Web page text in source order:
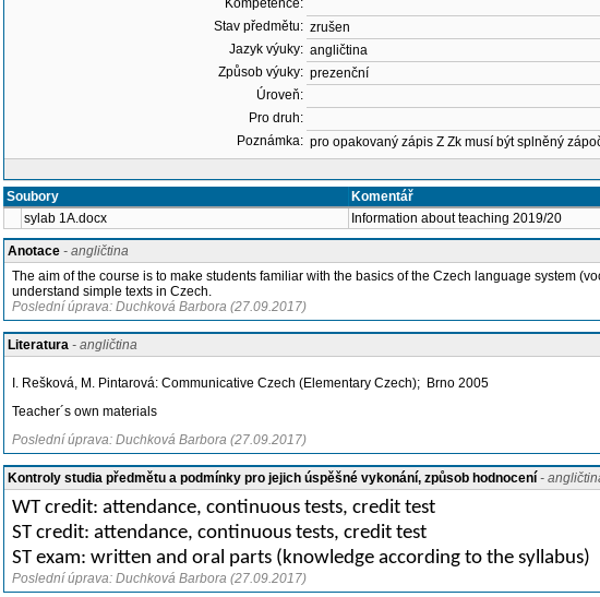
Kompetence:
Stav předmětu: zrušen
Jazyk výuky: angličtina
Způsob výuky: prezenční
Úroveň:
Pro druh:
Poznámka: pro opakovaný zápis Z Zk musí být splněný
Soubory
Komentář
sylab 1A.docx
Information about teaching 2019/20
Anotace - angličtina
The aim of the course is to make students familiar with the basics of the Czech language system
understand simple texts in Czech.
Poslední úprava: Duchková Barbora (27.09.2017)
Literatura - angličtina
I. Rešková, M. Pintarová: Communicative Czech (Elementary Czech); Brno 2005
Teacher´s own materials
Poslední úprava: Duchková Barbora (27.09.2017)
Kontroly studia předmětu a podmínky pro jejich úspěšné vykonání, způsob hodnocení -
WT credit: attendance, continuous tests, credit test
ST credit: attendance, continuous tests, credit test
ST exam: written and oral parts (knowledge according to the syllabus)
Poslední úprava: Duchková Barbora (27.09.2017)